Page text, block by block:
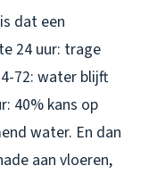
dat een
24 uur: trage
72: water blijft
40% kans op
water. En dan
aan vloeren,